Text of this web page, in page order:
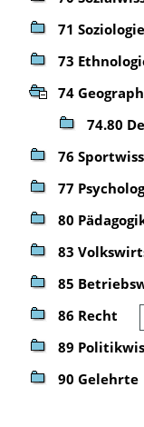
71 Soziologie
73
74
74.80
76
77
80
83
85
86 Recht
89
90 Gelehrte